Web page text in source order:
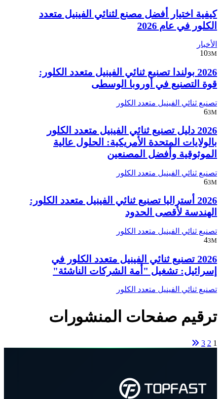
كيفية اختيار أفضل مصنع لثنائي الفينيل متعدد
الكلور في عام 2026
الأخبار
103M
2026 بولندا تصنيع ثنائي الفينيل متعدد الكلور:
قوة التصنيع في أوروبا الوسطى
تصنيع ثنائي الفينيل متعدد الكلور
63M
2026 دليل تصنيع ثنائي الفينيل متعدد الكلور
بالولايات المتحدة الأمريكية: الحلول عالية
الموثوقية وأفضل المصنعين
تصنيع ثنائي الفينيل متعدد الكلور
63M
2026 أستراليا تصنيع ثنائي الفينيل متعدد الكلور:
الهندسة لأقصى الحدود
تصنيع ثنائي الفينيل متعدد الكلور
43M
2026 تصنيع ثنائي الفينيل متعدد الكلور في
إسرائيل: تشغيل "أمة الشركات الناشئة"
تصنيع ثنائي الفينيل متعدد الكلور
ترقيم صفحات المنشورات
1
2
3